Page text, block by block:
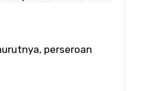
perseroan